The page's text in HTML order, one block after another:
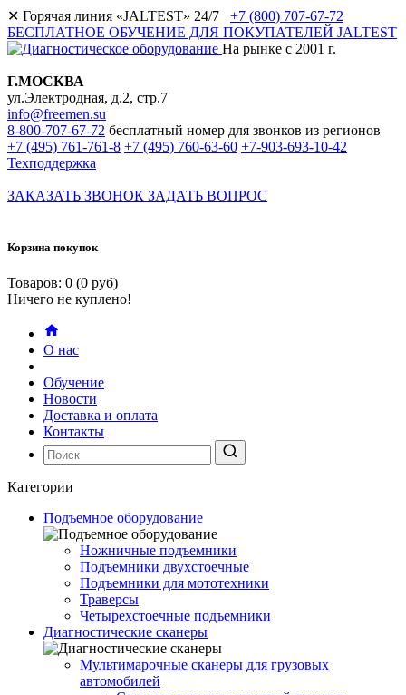
✕ Горячая линия «JALTEST» 24/7 +7 (800) 707-67-72
БЕСПЛАТНОЕ ОБУЧЕНИЕ ДЛЯ ПОКУПАТЕЛЕЙ JALTEST
На рынке с 2001 г.
Г.МОСКВА
ул.Электродная, д.2, стр.7
info@freemen.su
8-800-707-67-72 бесплатный номер для звонков из регионов
+7 (495) 761-761-8 +7 (495) 760-63-60 +7-903-693-10-42
Техподдержка
ЗАКАЗАТЬ ЗВОНОК ЗАДАТЬ ВОПРОС
Корзина покупок
Товаров: 0 (0 руб)
Ничего не куплено!
О нас
Обучение
Новости
Доставка и оплата
Контакты
Категории
Подъемное оборудование
Ножничные подъемники
Подъемники двухстоечные
Подъемники для мототехники
Траверсы
Четырехстоечные подъемники
Диагностические сканеры
Мультимарочные сканеры для грузовых
автомобилей